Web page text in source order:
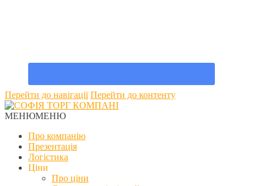
Перейти до навігації Перейти до контенту
МЕНЮМЕНЮ
Про компанію
Презентація
Логістика
Ціни
Про ціни